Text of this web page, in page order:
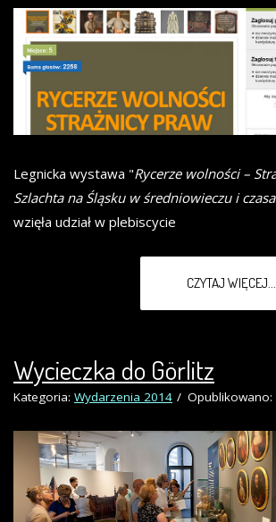
Legnicka wystawa "Rycerze wolności –
Szlachta na Śląsku w średniowieczu i
wzięła udział w plebiscycie
CZYTAJ WIĘCEJ...
Wycieczka do Görlitz
Kategoria: Wydarzenia 2014